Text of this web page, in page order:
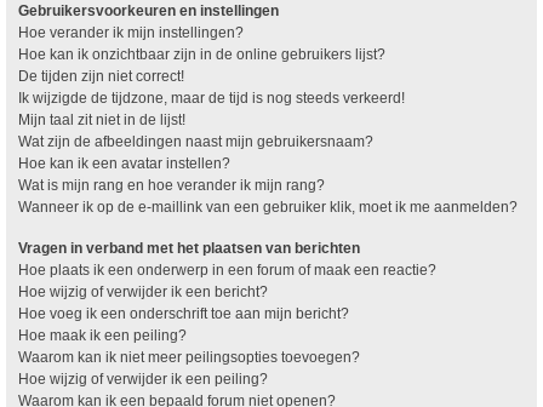
Gebruikersvoorkeuren en instellingen
Hoe verander ik mijn instellingen?
Hoe kan ik onzichtbaar zijn in de online gebruikers lijst?
De tijden zijn niet correct!
Ik wijzigde de tijdzone, maar de tijd is nog steeds verkeerd!
Mijn taal zit niet in de lijst!
Wat zijn de afbeeldingen naast mijn gebruikersnaam?
Hoe kan ik een avatar instellen?
Wat is mijn rang en hoe verander ik mijn rang?
Wanneer ik op de e-maillink van een gebruiker klik, moet ik me aanmelden?
Vragen in verband met het plaatsen van berichten
Hoe plaats ik een onderwerp in een forum of maak een reactie?
Hoe wijzig of verwijder ik een bericht?
Hoe voeg ik een onderschrift toe aan mijn bericht?
Hoe maak ik een peiling?
Waarom kan ik niet meer peilingsopties toevoegen?
Hoe wijzig of verwijder ik een peiling?
Waarom kan ik een bepaald forum niet openen?